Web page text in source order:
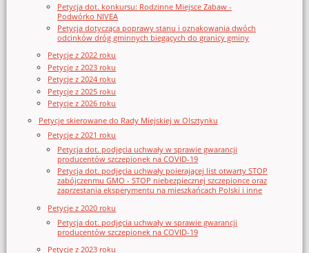
Petycja dot. konkursu: Rodzinne Miejsce Zabaw -
Podwórko NIVEA
Petycja dotycząca poprawy stanu i oznakowania dwóch
odcinków dróg gminnych biegących do granicy gminy
Petycje z 2022 roku
Petycje z 2023 roku
Petycje z 2024 roku
Petycje z 2025 roku
Petycje z 2026 roku
Petycje skierowane do Rady Miejskiej w Olsztynku
Petycje z 2021 roku
Petycja dot. podjęcia uchwały w sprawie gwarancji
producentów szczepionek na COVID-19
Petycja dot. podjęcia uchwały poierającej list otwarty STOP
zabójczenmu GMO - STOP niebezpiecznej szczepionce oraz
zaprzestania eksperymentu na mieszkańcach Polski i inne
Petycje z 2020 roku
Petycja dot. podjęcia uchwały w sprawie gwarancji
producentów szczepionek na COVID-19
Petycje z 2023 roku